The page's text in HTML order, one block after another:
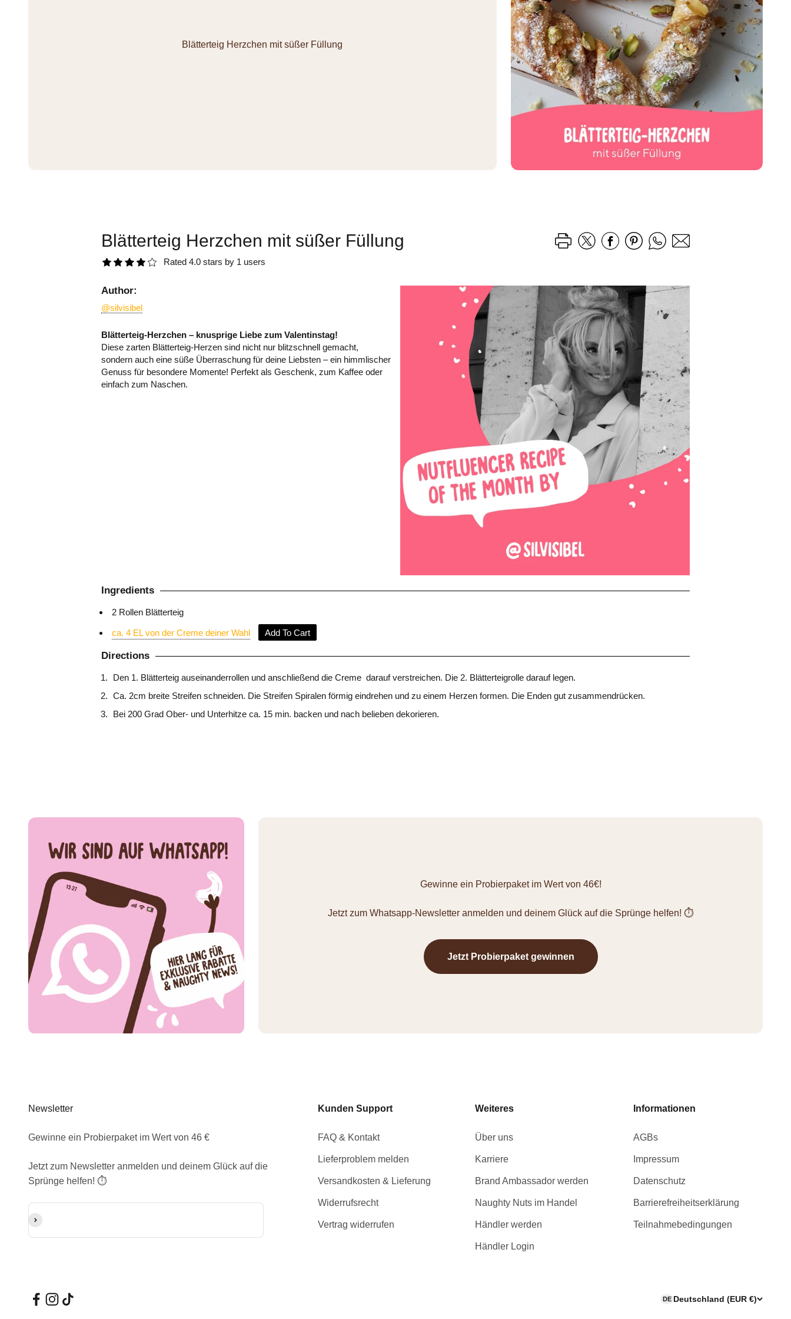
Blätterteig Herzchen mit süßer Füllung
Blätterteig Herzchen mit süßer Füllung
Rated 4.0 stars by 1 users
Author:
@silvisibel
Blätterteig-Herzchen – knusprige Liebe zum Valentinstag!
Diese zarten Blätterteig-Herzen sind nicht nur blitzschnell gemacht,
sondern auch eine süße Überraschung für deine Liebsten – ein himmlischer
Genuss für besondere Momente! Perfekt als Geschenk, zum Kaffee oder
einfach zum Naschen.
Ingredients
2 Rollen Blätterteig
ca. 4 EL von der Creme deiner Wahl Add To Cart
Directions
Den 1. Blätterteig auseinanderrollen und anschließend die Creme darauf verstreichen. Die 2. Blätterteigrolle darauf legen.
Ca. 2cm breite Streifen schneiden. Die Streifen Spiralen förmig eindrehen und zu einem Herzen formen. Die Enden gut zusammendrücken.
Bei 200 Grad Ober- und Unterhitze ca. 15 min. backen und nach belieben dekorieren.
Gewinne ein Probierpaket im Wert von 46€!
Jetzt zum Whatsapp-Newsletter anmelden und deinem Glück auf die Sprünge helfen! ⏱️
Jetzt Probierpaket gewinnen
Newsletter
Gewinne ein Probierpaket im Wert von 46 €
Jetzt zum Newsletter anmelden und deinem Glück auf die
Sprünge helfen! ⏱️
Abonnieren
Kunden Support
FAQ & Kontakt
Lieferproblem melden
Versandkosten & Lieferung
Widerrufsrecht
Vertrag widerrufen
Weiteres
Über uns
Karriere
Brand Ambassador werden
Naughty Nuts im Handel
Händler werden
Händler Login
Informationen
AGBs
Impressum
Datenschutz
Barrierefreiheitserklärung
Teilnahmebedingungen
DE Deutschland (EUR €)